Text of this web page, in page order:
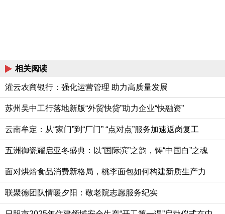
相关阅读
灌云农商银行：强化运营管理 助力高质量发展
苏州吴中工行落地新版“外贸快贷”助力企业“快融资”
云南牟定：从“家门”到“厂门” “点对点”服务加速返岗复工
五洲御瓷耀启亚冬盛典：以“国际滨”之韵，铸“中国白”之魂
面对烘焙食品消费新格局，桃李面包如何构建新质生产力
联聚德团队情暖夕阳：敬老院志愿服务纪实